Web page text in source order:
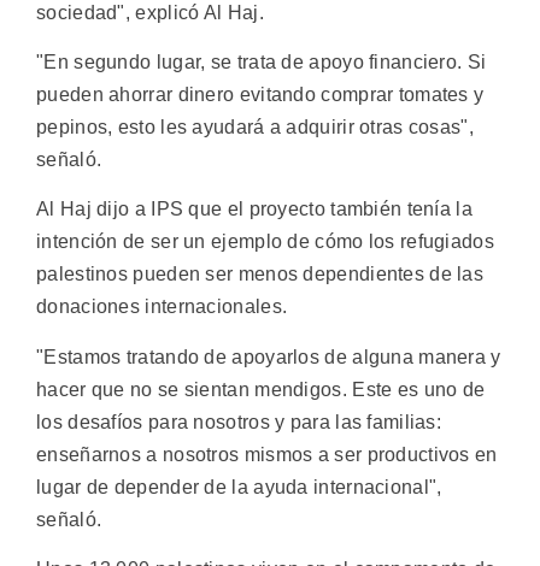
sociedad", explicó Al Haj.
"En segundo lugar, se trata de apoyo financiero. Si
pueden ahorrar dinero evitando comprar tomates y
pepinos, esto les ayudará a adquirir otras cosas",
señaló.
Al Haj dijo a IPS que el proyecto también tenía la
intención de ser un ejemplo de cómo los refugiados
palestinos pueden ser menos dependientes de las
donaciones internacionales.
"Estamos tratando de apoyarlos de alguna manera y
hacer que no se sientan mendigos. Este es uno de
los desafíos para nosotros y para las familias:
enseñarnos a nosotros mismos a ser productivos en
lugar de depender de la ayuda internacional",
señaló.